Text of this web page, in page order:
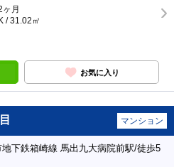
月
/ 31.02㎡
お気に入り
マンション
地下鉄箱崎線 馬出九大病院前駅/徒歩5